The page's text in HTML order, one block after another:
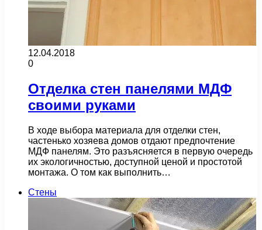
12.04.2018
0
Отделка стен панелями МДФ
своими руками
В ходе выбора материала для отделки стен,
частенько хозяева домов отдают предпочтение
МДФ панелям. Это разъясняется в первую очередь
их экологичностью, доступной ценой и простотой
монтажа. О том как выполнить…
Стены